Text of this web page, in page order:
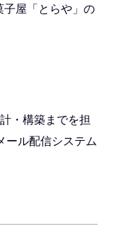
屋「とらや」の
・構築までを担
ール配信システム